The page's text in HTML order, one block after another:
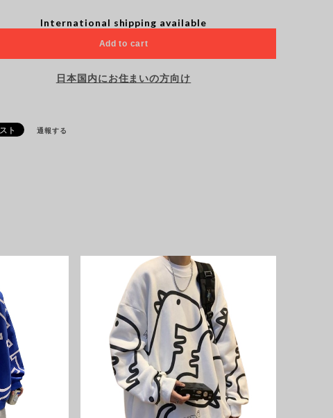
International shipping available
Add to cart
日本国内にお住まいの方向け
通報する